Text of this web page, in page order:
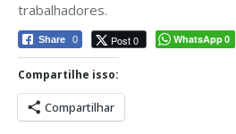
trabalhadores.
Share 0 Post 0 WhatsApp0
Compartilhe isso:
Compartilhar